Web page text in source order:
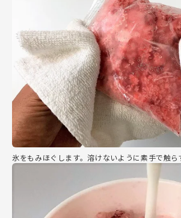
氷をもみほぐします。溶けないように素手で触ら